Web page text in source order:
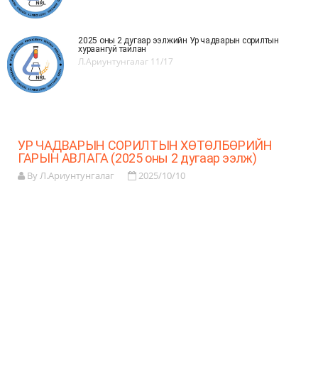
2025 оны 2 дугаар ээлжийн Ур чадварын сорилтын
хураангуй тайлан
Л.Ариунтунгалаг 11/17
УР ЧАДВАРЫН СОРИЛТЫН ХӨТӨЛБӨРИЙН
ГАРЫН АВЛАГА (2025 оны 2 дугаар ээлж)
By Л.Ариунтунгалаг 2025/10/10